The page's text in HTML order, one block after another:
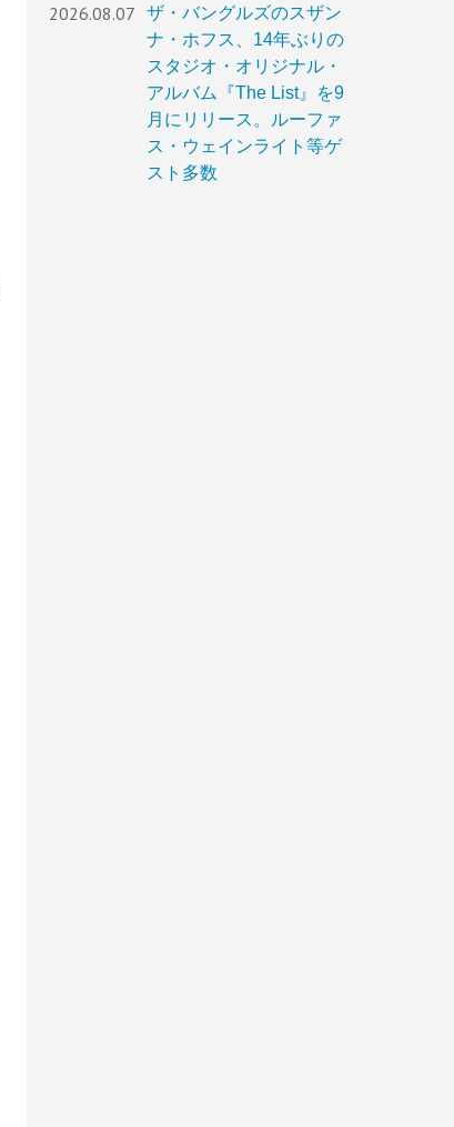
2026.08.07
ザ・バングルズのスザン
ナ・ホフス、14年ぶりの
スタジオ・オリジナル・
アルバム『The List』を9
月にリリース。ルーファ
ス・ウェインライト等ゲ
スト多数